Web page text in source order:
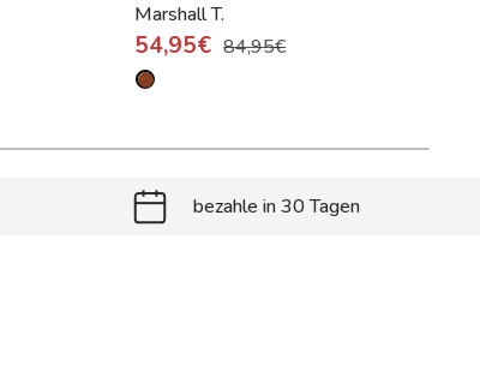
Marshall T.
54,95€ 84,95€
bezahle in 30 Tagen